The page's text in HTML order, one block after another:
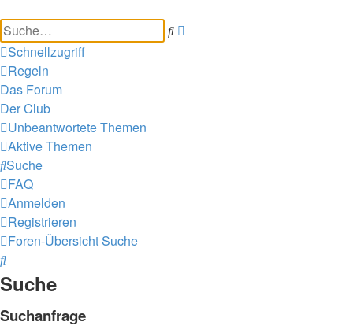
Suche
Schnellzugriff
Regeln
Das Forum
Der Club
Unbeantwortete Themen
Aktive Themen
Suche
FAQ
Anmelden
Registrieren
Foren-ÜbersichtSuche
Suche
Suche
Suchanfrage